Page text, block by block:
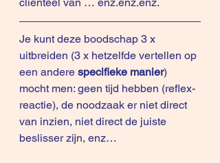
Je kunt deze boodschap 3 x
uitbreiden (3 x hetzelfde vertellen op
een andere specifieke manier)
mocht men: geen tijd hebben (reflex-
reactie), de noodzaak er niet direct
van inzien, niet direct de juiste
beslisser zijn, enz…